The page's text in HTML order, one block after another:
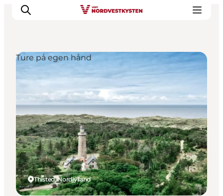
Byer og steder
Inspirasjon
Events
Overnatting
Planlegg ferien
Thisted, Nordjylland
Ture på egen hånd